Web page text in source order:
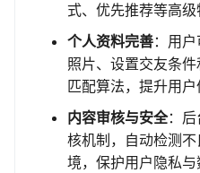
式、优先推荐等高级
个人资料完善：用
照片、设置交友条
匹配算法，提升用户
内容审核与安全：后
核机制，自动检测
境，保护用户隐私与